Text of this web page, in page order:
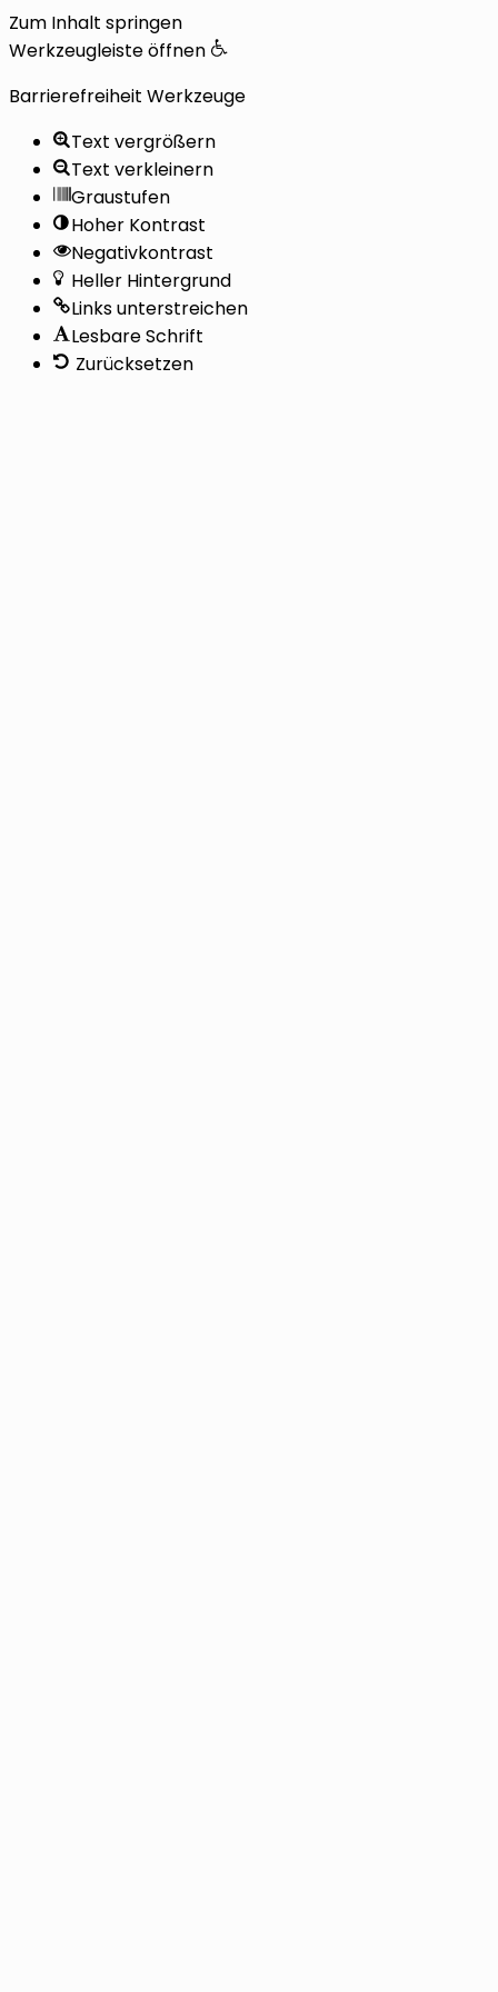
Zum Inhalt springen
Werkzeugleiste öffnen
Barrierefreiheit Werkzeuge
Text vergrößern
Text verkleinern
Graustufen
Hoher Kontrast
Negativkontrast
Heller Hintergrund
Links unterstreichen
Lesbare Schrift
Zurücksetzen